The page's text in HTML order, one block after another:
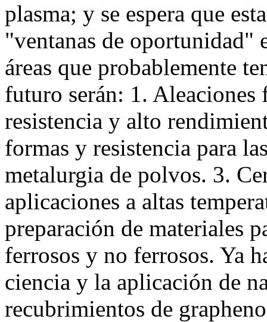
plasma; y se espera que
"ventanas de oportunidad"
áreas que probablemente
futuro serán: 1. Aleaciones
resistencia y alto
formas y resistencia para
metalurgia de polvos. 3.
aplicaciones a altas
preparación de materiales
ferrosos y no ferrosos. Ya
ciencia y la aplicación de
recubrimientos de